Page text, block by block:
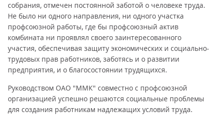
собрания, отмечен постоянной заботой о человеке труда.
Не было ни одного направления, ни одного участка
профсоюзной работы, где бы профсоюзный актив
комбината ни проявлял своего заинтересованного
участия, обеспечивая защиту экономических и социально-
трудовых прав работников, заботясь и о развитии
предприятия, и о благосостоянии трудящихся.
Руководством ОАО "ММК" совместно с профсоюзной
организацией успешно решаются социальные проблемы
для создания работникам надлежащих условий труда.